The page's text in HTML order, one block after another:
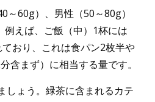
～60g）、男性（50～80g）
例えば、ご飯（中）1杯には
おり、これは食パン2枚半や
含まず）に相当する量です。
しょう。緑茶に含まれるカテ